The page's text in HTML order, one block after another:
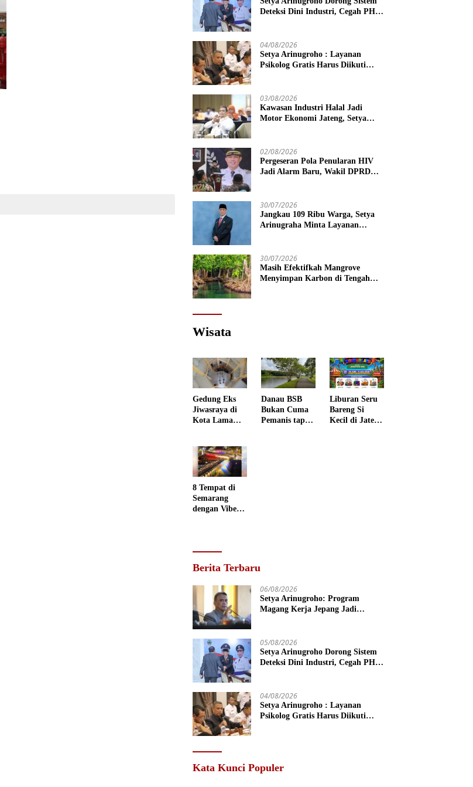
Deteksi Dini Industri, Cegah PHK
04/08/2026
Setya Arinugroho : Layanan
Psikolog Gratis Harus Diikuti
03/08/2026
Kawasan Industri Halal Jadi
Motor Ekonomi Jateng, Setya
02/08/2026
Pergeseran Pola Penularan HIV
Jadi Alarm Baru, Wakil DPRD
30/07/2026
Jangkau 109 Ribu Warga, Setya
Arinugraha Minta Layanan
30/07/2026
Masih Efektifkah Mangrove
Menyimpan Karbon di Tengah
Wisata
Gedung Eks
Jiwasraya di
Kota Lama
jadi Museum
Fotografi
Danau BSB
Bukan Cuma
Pemanis tapi
Liburan Seru
Bareng Si
Kecil di Jateng
8 Tempat di
Semarang
dengan Vibes
Berita Terbaru
06/08/2026
Setya Arinugroho: Program
Magang Kerja Jepang Jadi
05/08/2026
Setya Arinugroho Dorong Sistem
Deteksi Dini Industri, Cegah PHK
04/08/2026
Setya Arinugroho : Layanan
Psikolog Gratis Harus Diikuti
Kata Kunci Populer